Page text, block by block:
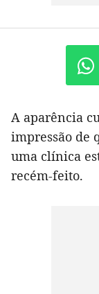
A aparência
impressão de
uma clínica
recém-feito.